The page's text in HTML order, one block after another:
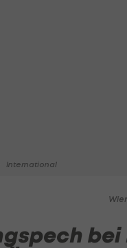
International
bei